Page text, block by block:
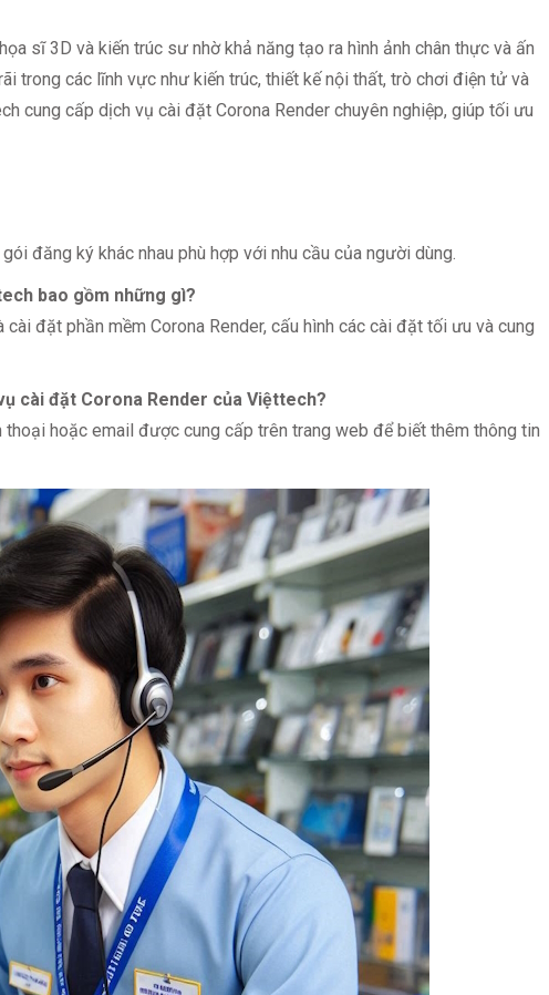
sĩ 3D và kiến trúc sư nhờ khả năng tạo ra hình ảnh chân thực và ấn
trong các lĩnh vực như kiến trúc, thiết kế nội thất, trò chơi điện tử và
cung cấp dịch vụ cài đặt Corona Render chuyên nghiệp, giúp tối ưu
đăng ký khác nhau phù hợp với nhu cầu của người dùng.
bao gồm những gì?
đặt phần mềm Corona Render, cấu hình các cài đặt tối ưu và cung
cài đặt Corona Render của Việttech?
hoặc email được cung cấp trên trang web để biết thêm thông tin